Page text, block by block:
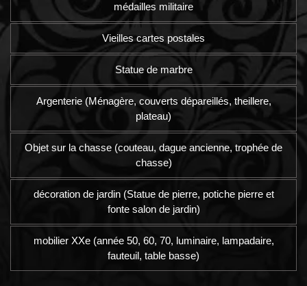
médailles militaire
Vieilles cartes postales
Statue de marbre
Argenterie (Ménagère, couverts dépareillés, theillere,
plateau)
Objet sur la chasse (couteau, dague ancienne, trophée de
chasse)
décoration de jardin (Statue de pierre, potiche pierre et
fonte salon de jardin)
mobilier XXe (année 50, 60, 70, luminaire, lampadaire,
fauteuil, table basse)